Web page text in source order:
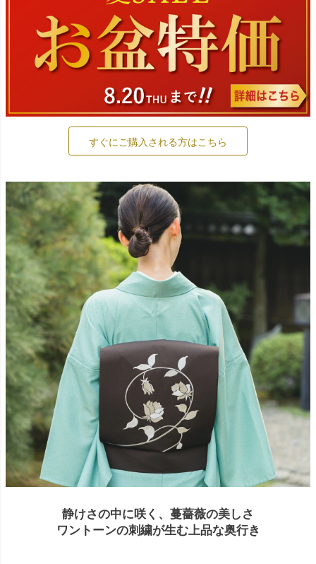
すぐにご購入される方はこちら
静けさの中に咲く、蔓薔薇の美しさ
ワントーンの刺繍が生む上品な奥行き